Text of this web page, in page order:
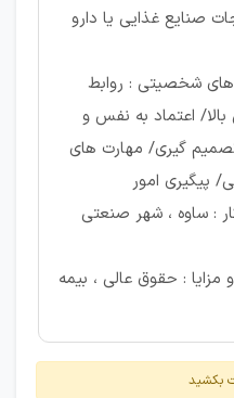
صنایع غذایی یا دارو
شخصیتی : روابط
اعتماد به نفس و
گیری/ مهارت های
پیگیری امور
: ساوه ، شهر صنعتی
: حقوق عالی ، بیمه
بکشید